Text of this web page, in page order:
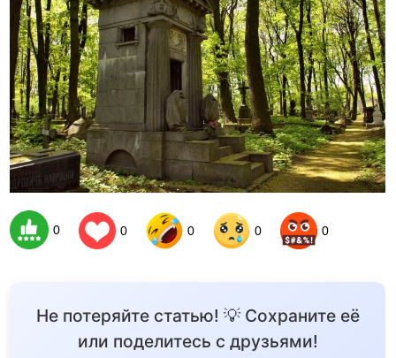
0 0 0 0 0
Не потеряйте статью! 💡 Сохраните её
или поделитесь с друзьями!